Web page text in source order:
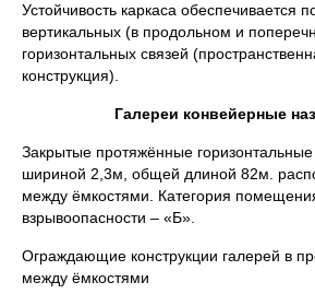
Устойчивость каркаса обеспечивается
вертикальных (в продольном и
горизонтальных связей
конструкция).
Галереи конвейерные
Закрытые протяжённые
шириной 2,3м, общей длиной 82м.
между ёмкостями. Категория
взрывоопасности – «Б».
Ограждающие конструкции галерей в
между ёмкостями